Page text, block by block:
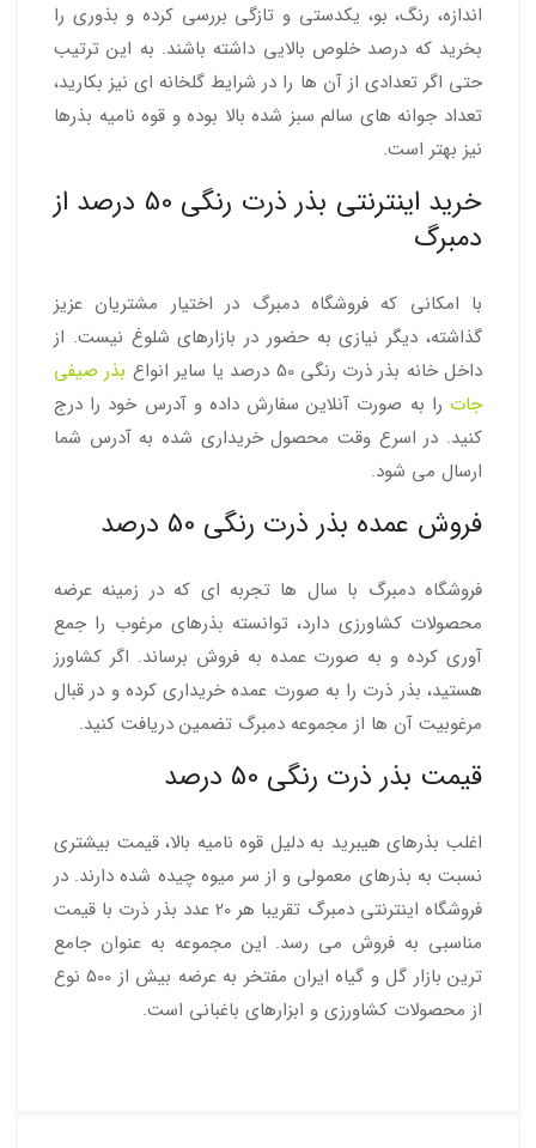
اندازه، رنگ، بو، یکدستی و تازگی بررسی کرده و بذوری را
بخرید که درصد خلوص بالایی داشته باشند. به این ترتیب
حتی اگر تعدادی از آن ها را در شرایط گلخانه ای نیز بکارید،
تعداد جوانه های سالم سبز شده بالا بوده و قوه نامیه بذرها
نیز بهتر است.
خرید اینترنتی بذر ذرت رنگی 50 درصد از
دمبرگ
با امکانی که فروشگاه دمبرگ در اختیار مشتریان عزیز
گذاشته، دیگر نیازی به حضور در بازارهای شلوغ نیست. از
داخل خانه بذر ذرت رنگی 50 درصد یا سایر انواع
بذر صیفی
جات را به صورت آنلاین سفارش داده و آدرس خود را درج
کنید. در اسرع وقت محصول خریداری شده به آدرس شما
ارسال می شود.
فروش عمده بذر ذرت رنگی 50 درصد
فروشگاه دمبرگ با سال ها تجربه ای که در زمینه عرضه
محصولات کشاورزی دارد، توانسته بذرهای مرغوب را جمع
آوری کرده و به صورت عمده به فروش برساند. اگر کشاورز
هستید، بذر ذرت را به صورت عمده خریداری کرده و در قبال
مرغوبیت آن ها از مجموعه دمبرگ تضمین دریافت کنید.
قیمت بذر ذرت رنگی 50 درصد
اغلب بذرهای هیبرید به دلیل قوه نامیه بالا، قیمت بیشتری
نسبت به بذرهای معمولی و از سر میوه چیده شده دارند. در
فروشگاه اینترنتی دمبرگ تقریبا هر 20 عدد بذر ذرت با قیمت
مناسبی به فروش می رسد. این مجموعه به عنوان جامع
ترین بازار گل و گیاه ایران مفتخر به عرضه بیش از 500 نوع
از محصولات کشاورزی و ابزارهای باغبانی است.